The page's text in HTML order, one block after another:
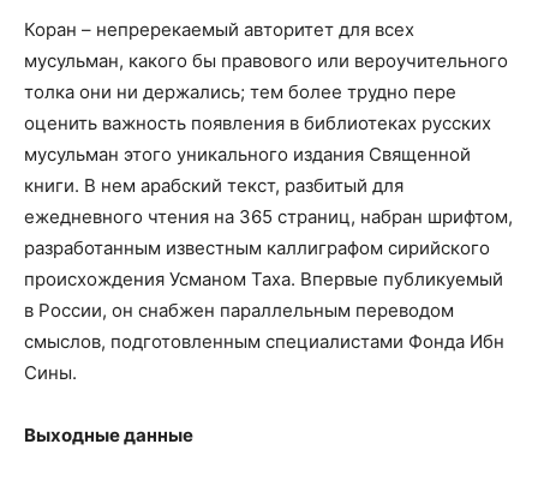
Коран – непререкаемый авторитет для всех
мусульман, какого бы правового или вероучительного
толка они ни держались; тем более трудно пере
оценить важность появления в библиотеках русских
мусульман этого уникального издания Священной
книги. В нем арабский текст, разбитый для
ежедневного чтения на 365 страниц, набран шрифтом,
разработанным известным каллиграфом сирийского
происхождения Усманом Таха. Впервые публикуемый
в России, он снабжен параллельным переводом
смыслов, подготовленным специалистами Фонда Ибн
Сины.
Выходные данные